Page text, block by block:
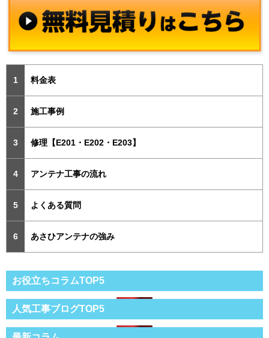
料金表
施工事例
修理【E201・E202・E203】
アンテナ工事の流れ
よくある質問
あさひアンテナの強み
お役立ちコラムTOP5
人気工事ブログTOP5